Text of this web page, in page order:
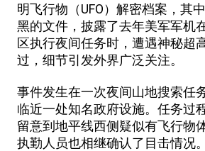
明飞行物（UFO）解密档案，其
黑的文件，披露了去年美军军机
区执行夜间任务时，遭遇神秘超
过，细节引发外界广泛关注。
事件发生在一次夜间山地搜索任
临近一处知名政府设施。任务过
留意到地平线西侧疑似有飞行物
执勤人员也相继确认了目击情况